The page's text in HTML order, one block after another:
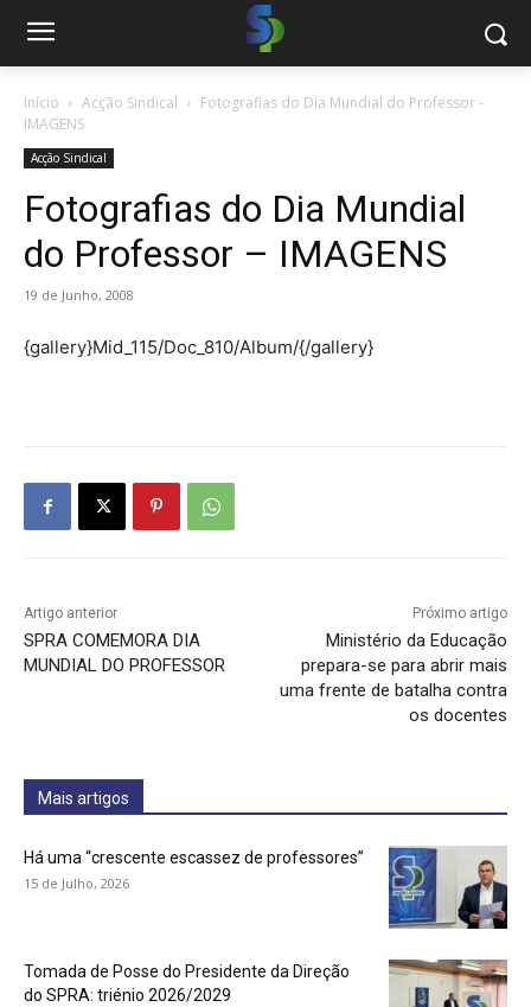
Início Acção Sindical
Fotografias do Dia Mundial do Professor -
IMAGENS
Acção Sindical
Fotografias do Dia Mundial
do Professor – IMAGENS
19 de Junho, 2008
{gallery}Mid_115/Doc_810/Album/{/gallery}
Artigo anterior
SPRA COMEMORA DIA
MUNDIAL DO PROFESSOR
Próximo artigo
Ministério da Educação
prepara-se para abrir mais
uma frente de batalha contra
os docentes
Mais artigos
Há uma “crescente escassez de professores”
15 de Julho, 2026
Tomada de Posse do Presidente da Direção
do SPRA: triénio 2026/2029